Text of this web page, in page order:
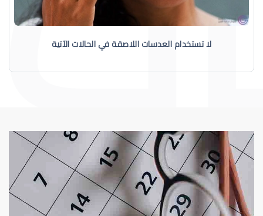
لا تستخدام العدسات اللاصقة في الحالات الآتية
عيوب الإبصار
العدسات اللاصقة